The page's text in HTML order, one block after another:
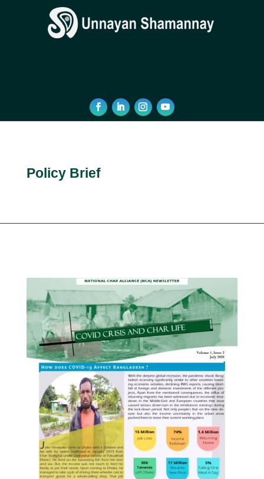
Policy Brief